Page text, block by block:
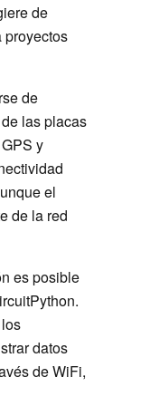
de
proyectos
de
las placas
y
el
de la red
es posible
datos
de WiFi,